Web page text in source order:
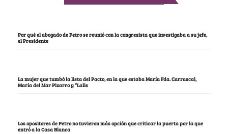
Por qué el abogado de Petro se reunió con la congresista que investigaba a su jefe,
el Presidente
La mujer que tumbó la lista del Pacto, en la que estaba María Fda. Carrascal,
María del Mar Pizarro y “Lalis
Los opositores de Petro no tuvieron más opción que criticar la puerta por la que
entró a la Casa Blanca